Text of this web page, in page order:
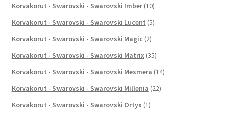
Korvakorut - Swarovski - Swarovski Imber (10)
Korvakorut - Swarovski - Swarovski Lucent (5)
Korvakorut - Swarovski - Swarovski Magic (2)
Korvakorut - Swarovski - Swarovski Matrix (35)
Korvakorut - Swarovski - Swarovski Mesmera (14)
Korvakorut - Swarovski - Swarovski Millenia (22)
Korvakorut - Swarovski - Swarovski Ortyx (1)